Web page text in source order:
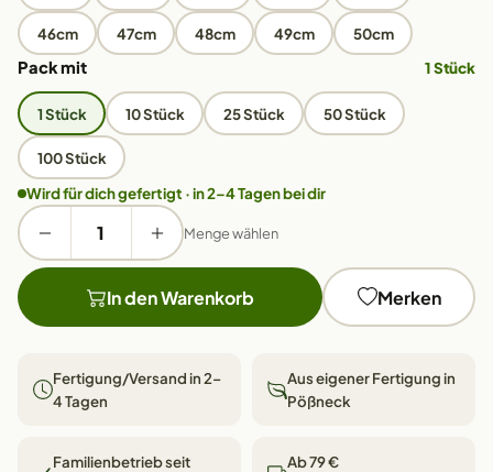
46cm 47cm 48cm 49cm 50cm
Pack mit 1 Stück
1 Stück 10 Stück 25 Stück 50 Stück
100 Stück
Wird für dich gefertigt · in 2–4 Tagen bei dir
Menge wählen
In den Warenkorb Merken
Fertigung/Versand in 2–
4 Tagen
Aus eigener Fertigung in
Pößneck
Familienbetrieb seit
Ab 79 €